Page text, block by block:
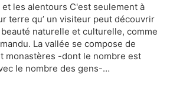
les alentours C'est seulement à
terre qu’ un visiteur peut découvrir
naturelle et culturelle, comme
La vallée se compose de
monastères -dont le nombre est
le nombre des gens-…